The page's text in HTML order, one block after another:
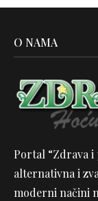
O NAMA
Portal “Zdrava i
alternativna i
moderni načini